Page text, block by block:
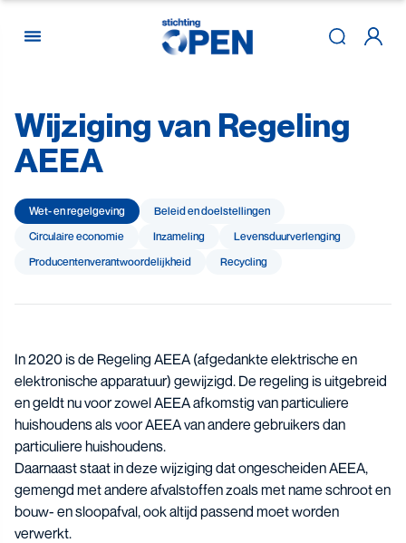
Skip to content
Wijzigingvan Regeling
AEEA
Wet- en regelgeving
Beleid en doelstellingen
Circulaire economie
Inzameling
Levensduur­verlenging
Producenten­­­­verantwoor­delijk­heid
Recycling
In 2020 is de Regeling AEEA (afgedankte elektrische en
elektronische apparatuur) gewijzigd. De regeling is uitgebreid
en geldt nu voor zowel AEEA afkomstig van particuliere
huishoudens als voor AEEA van andere gebruikers dan
particuliere huishoudens.
Daarnaast staat in deze wijziging dat ongescheiden AEEA,
gemengd met andere afvalstoffen zoals met name schroot en
bouw- en sloopafval, ook altijd passend moet worden
verwerkt.